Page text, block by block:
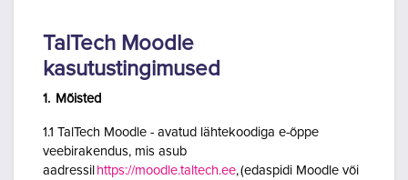
TalTech Moodle
kasutustingimused
1. Mõisted
1.1 TalTech Moodle - avatud lähtekoodiga e-õppe
veebirakendus, mis asub
aadressil https://moodle.taltech.ee, (edaspidi Moodle või